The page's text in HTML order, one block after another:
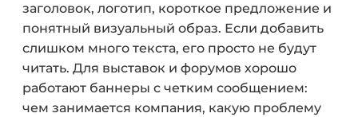
заголовок, логотип, короткое предложение и
понятный визуальный образ. Если добавить
слишком много текста, его просто не будут
читать. Для выставок и форумов хорошо
работают баннеры с четким сообщением:
чем занимается компания, какую проблему